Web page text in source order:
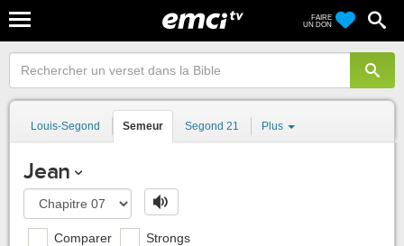
FAIRE
UN DON
Louis-Segond Semeur Segond 21 Plus
Jean
Comparer Strongs